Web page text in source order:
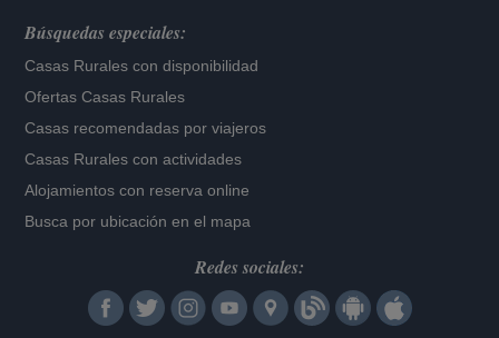
Búsquedas especiales:
Casas Rurales con disponibilidad
Ofertas Casas Rurales
Casas recomendadas por viajeros
Casas Rurales con actividades
Alojamientos con reserva online
Busca por ubicación en el mapa
Redes sociales: